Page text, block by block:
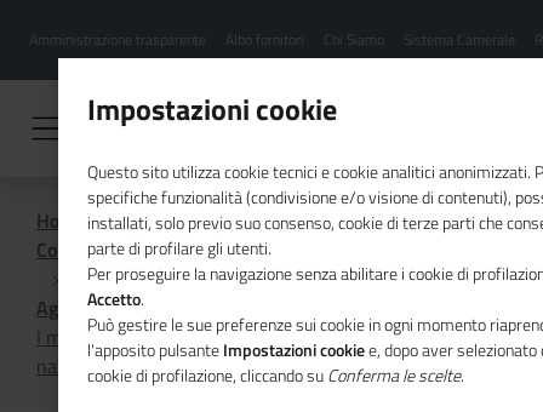
contenuto
Menu
hamburgher
Amministrazione trasparente Albo fornitori Chi Siamo Sistema Camerale
Home
Comunicazione istituzionale per il sistema camerale
Agenda
I materiali innovativi e sostenibili al centro dell'evento
nazionale PromoTT
Impostazioni cookie
Questo sito utilizza cookie tecnici e cookie analitici anonimizzati.
specifiche funzionalità (condivisione e/o visione di contenuti),
installati, solo previo suo consenso, cookie di terze parti che
parte di profilare gli utenti.
Per proseguire la navigazione senza abilitare i cookie di
Accetto.
Può gestire le sue preferenze sui cookie in ogni momento
l'apposito pulsanteImpostazioni cookiee, dopo aver
cookie di profilazione, cliccando suConferma le scelte.